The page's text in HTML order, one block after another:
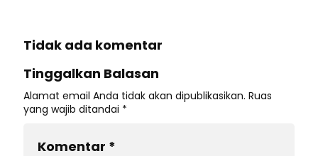
Tidak ada komentar
Tinggalkan Balasan
Alamat email Anda tidak akan dipublikasikan. Ruas
yang wajib ditandai *
Komentar *